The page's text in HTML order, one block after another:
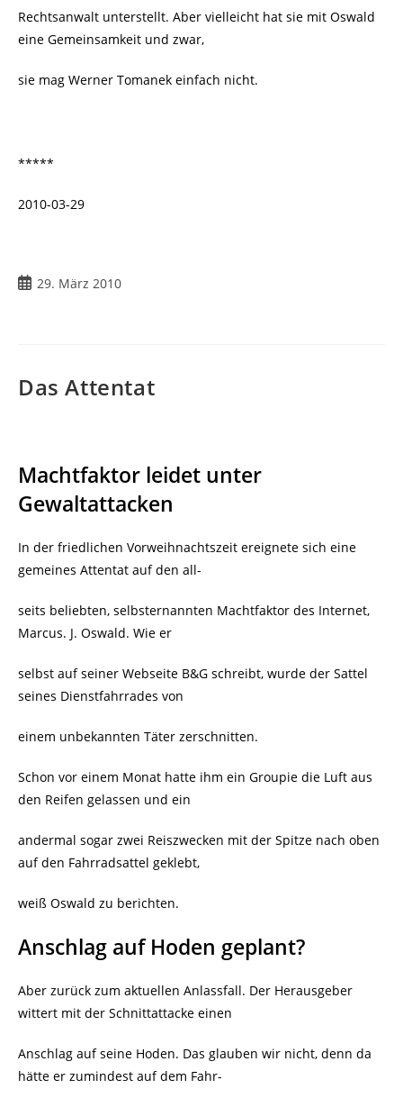
Rechtsanwalt unterstellt. Aber vielleicht hat sie mit Oswald
eine Gemeinsamkeit und zwar,
sie mag Werner Tomanek einfach nicht.
*****
2010-03-29
Beitrag
29. März 2010
Das Attentat
Machtfaktor leidet unter
Gewaltattacken
In der friedlichen Vorweihnachtszeit ereignete sich eine
gemeines Attentat auf den all-
seits beliebten, selbsternannten Machtfaktor des Internet,
Marcus. J. Oswald. Wie er
selbst auf seiner Webseite B&G schreibt, wurde der Sattel
seines Dienstfahrrades von
einem unbekannten Täter zerschnitten.
Schon vor einem Monat hatte ihm ein Groupie die Luft aus
den Reifen gelassen und ein
andermal sogar zwei Reiszwecken mit der Spitze nach oben
auf den Fahrradsattel geklebt,
weiß Oswald zu berichten.
Anschlag auf Hoden geplant?
Aber zurück zum aktuellen Anlassfall. Der Herausgeber
wittert mit der Schnittattacke einen
Anschlag auf seine Hoden. Das glauben wir nicht, denn da
hätte er zumindest auf dem Fahr-